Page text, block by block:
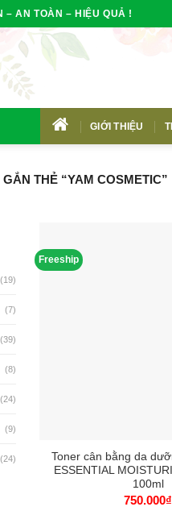
– AN TOÀN – HIỆU QUẢ !
HOME
GIỚI THIỆU
THẺ “YAM COSMETIC”
(19)
(7)
(39)
(8)
(24)
(9)
(24)
Freeship
Toner cân bằng da
ESSENTIAL
100ml
750.000₫